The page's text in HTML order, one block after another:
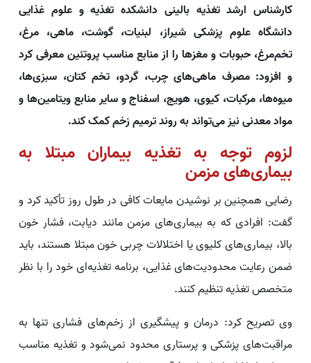
کارشناس ارشد تغذیه بالینی دانشکده تغذیه و علوم غذایی
دانشگاه علوم پزشکی شیراز، لبنیات، گوشت، ماهی، مرغ،
تخم‌مرغ، حبوبات و مغزها را از منابع مناسب پروتئین معرفی کرد
و افزود: مصرف ماهی‌های چرب، گردو، تخم کتان، سبزی‌ها،
میوه‌ها، مرکبات، کیوی، هویج، اسفناج و سایر منابع ویتامین‌ها و
مواد معدنی نیز می‌تواند به روند ترمیم زخم کمک کند.
لزوم توجه به تغذیه بیماران مبتلا به
بیماری‌های مزمن
رضایی همچنین بر نوشیدن مایعات کافی در طول روز تأکید کرد و
گفت: افرادی که به بیماری‌های مزمن مانند دیابت، فشار خون
بالا، بیماری‌های کلیوی یا اختلالات چربی خون مبتلا هستند، باید
ضمن رعایت محدودیت‌های غذایی، برنامه تغذیه‌ای خود را با نظر
متخصص تغذیه تنظیم کنند.
وی تصریح کرد: درمان و پیشگیری از زخم‌های فشاری تنها به
مراقبت‌های پزشکی و پرستاری محدود نمی‌شود و تغذیه مناسب